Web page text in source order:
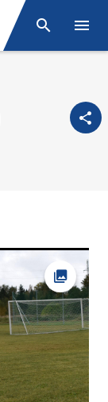
Otsing
Foto